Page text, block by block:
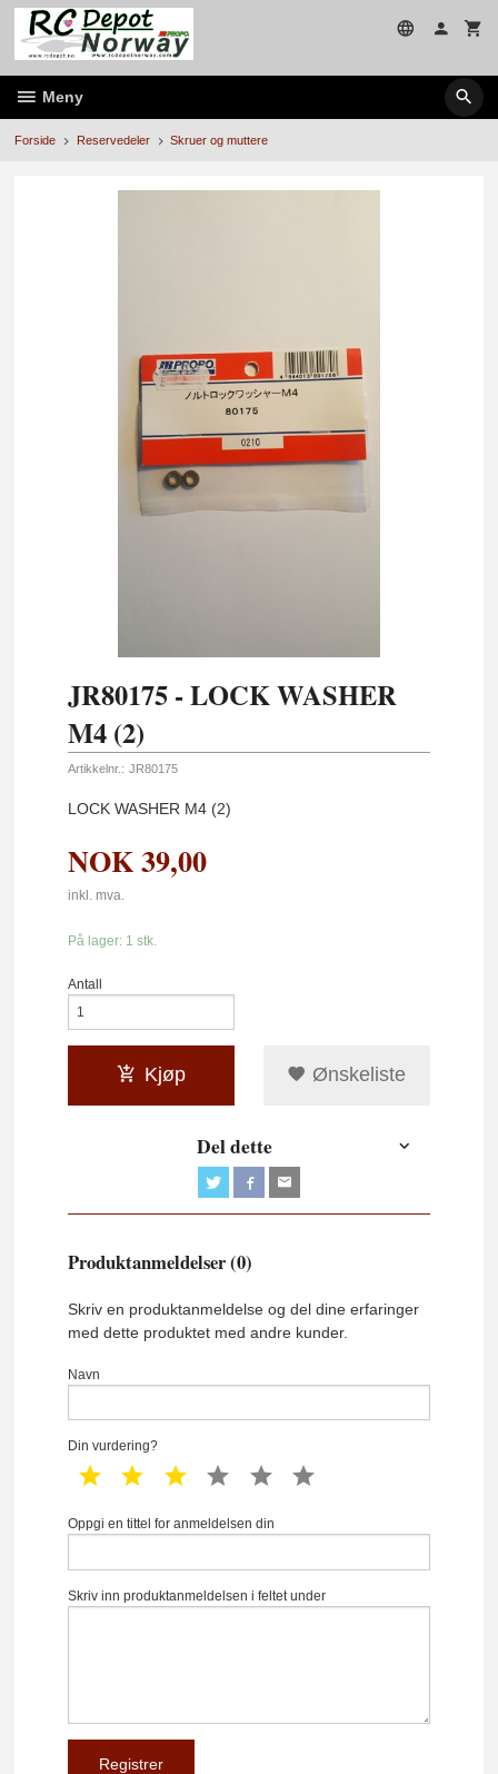
Gå
innholdet
Meny
Forside Reservedeler Skruer og muttere
JR80175 - LOCK WASHER
M4 (2)
Artikkelnr.: JR80175
LOCK WASHER M4 (2)
NOK39,00
inkl. mva.
På lager: 1 stk.
Antall
Kjøp Ønskeliste
Del dette
Produktanmeldelser (0)
Skriv en produktanmeldelse og del dine erfaringer
med dette produktet med andre kunder.
Navn
Din vurdering?
1 star 2 star 3 star 4 star 5 star
Oppgi en tittel for anmeldelsen din
Skriv inn produktanmeldelsen i feltet under